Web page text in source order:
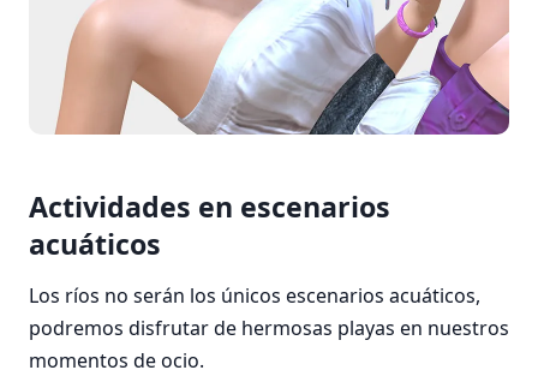
Actividades en escenarios
acuáticos
Los ríos no serán los únicos escenarios acuáticos,
podremos disfrutar de hermosas playas en nuestros
momentos de ocio.